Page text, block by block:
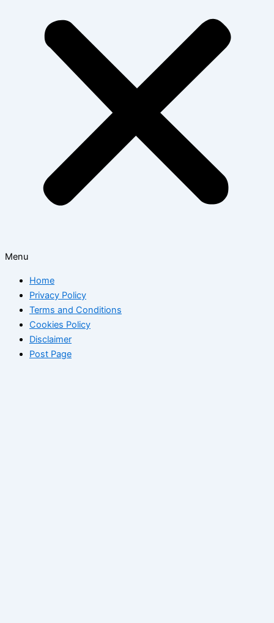
Menu
Home
Privacy Policy
Terms and Conditions
Cookies Policy
Disclaimer
Post Page